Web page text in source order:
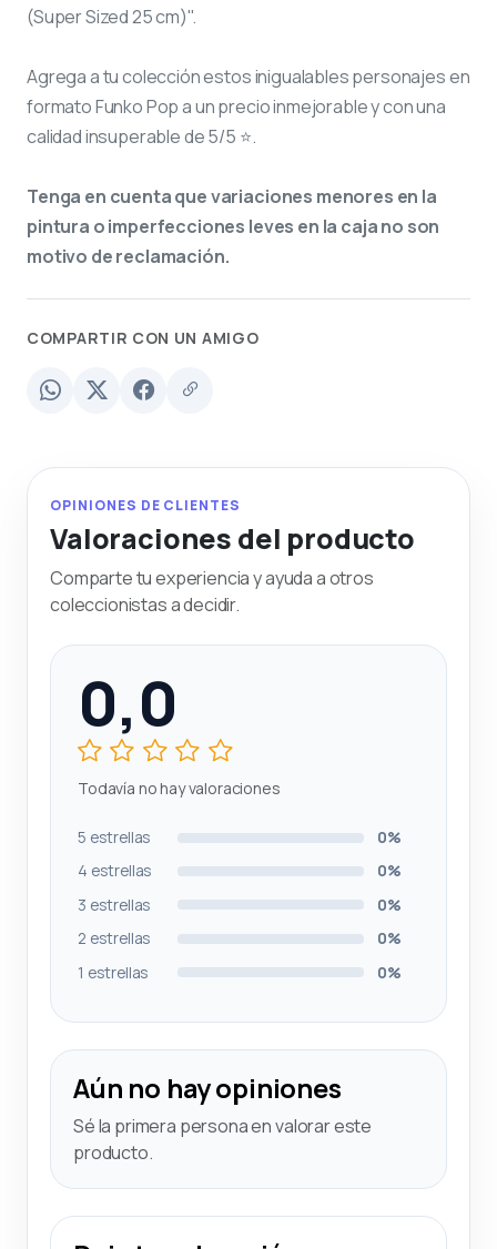
(Super Sized 25 cm)".
Agrega a tu colección estos inigualables personajes en
formato Funko Pop a un precio inmejorable y con una
calidad insuperable de 5/5 ⭐.
Tenga en cuenta que variaciones menores en la
pintura o imperfecciones leves en la caja no son
motivo de reclamación.
COMPARTIR CON UN AMIGO
OPINIONES DE CLIENTES
Valoraciones del producto
Comparte tu experiencia y ayuda a otros
coleccionistas a decidir.
0,0
Todavía no hay valoraciones
5 estrellas
0%
4 estrellas
0%
3 estrellas
0%
2 estrellas
0%
1 estrellas
0%
Aún no hay opiniones
Sé la primera persona en valorar este
producto.